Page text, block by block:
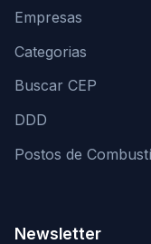
Empresas
Categorias
Buscar CEP
DDD
Postos de
Newsletter